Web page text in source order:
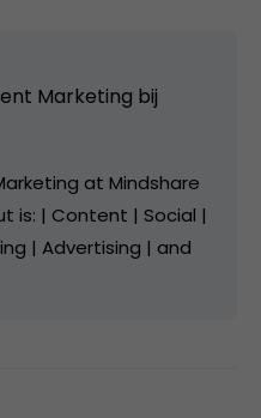
Marketing bij
at Mindshare
is: | Content | Social |
| Advertising | and